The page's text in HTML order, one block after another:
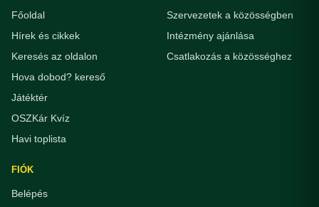
Főoldal
Hírek és cikkek
Keresés az oldalon
Hova dobod? kereső
Játéktér
OSZKár Kvíz
Havi toplista
Szervezetek a közösségben
Intézmény ajánlása
Csatlakozás a közösséghez
FIÓK
Belépés